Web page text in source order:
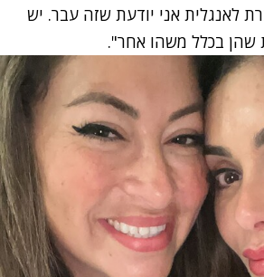
לאנגלית אני יודעת שזה עבר. יש
שהן בכלל משהו אחר".